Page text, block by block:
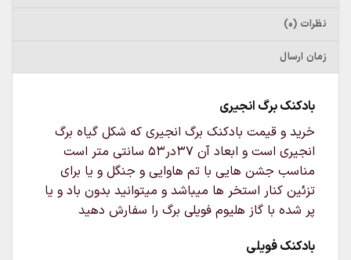
نظرات (0)
زمان ارسال
بادکنک برگ انجیری
خرید و قیمت بادکنک برگ انجیری که شکل گیاه برگ
انجیری است و ابعاد آن ۳۷در۵۳ سانتی متر است
مناسب جشن هایی با تم هاوایی و جنگل و یا برای
تزئین کنار استخر ها میباشد و میتوانید بدون باد و یا
پر شده با گاز هلیوم فویلی برگ را سفارش دهید
بادکنک فویلی